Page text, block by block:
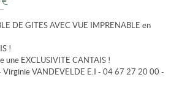
DE GITES AVEC VUE IMPRENABLE en
!
une EXCLUSIVITE CANTAIS !
Virginie VANDEVELDE E.I - 04 67 27 20 00 -